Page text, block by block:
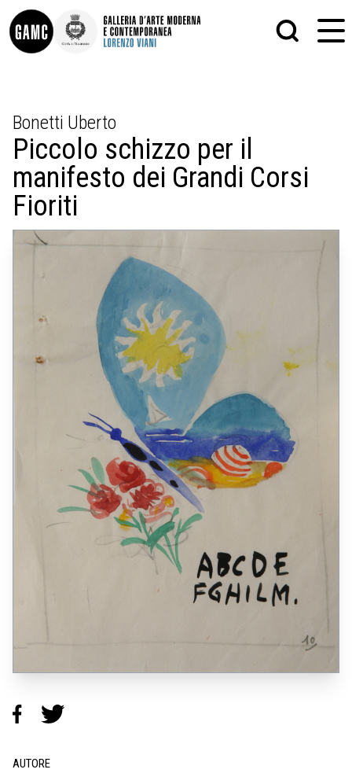
CONTATTI
DIDATTICA
SHOP
LE COLLEZIONI
GLI AUTORI
PALAZZO DELLE MUSE
SCULTURA
STAMPA
ALTRO
MATRICI XILOGRAFICHE
Bonetti Uberto
Piccolo schizzo per il
manifesto dei Grandi Corsi
Fioriti
AUTORE